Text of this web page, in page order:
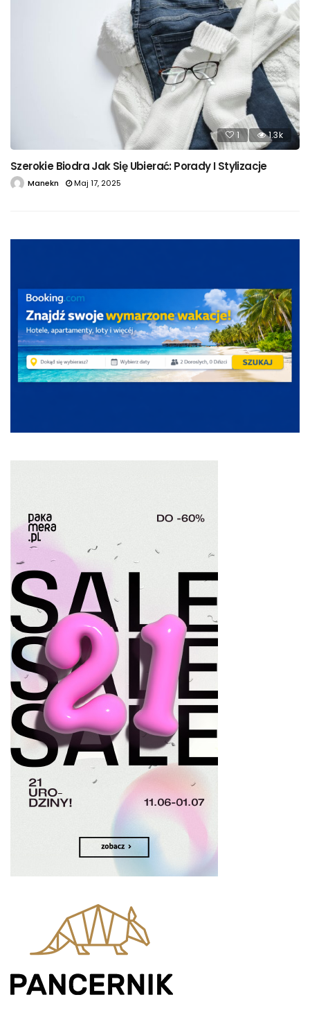
1 1.3k
Szerokie Biodra Jak Się Ubierać: Porady I Stylizacje
Manekn Maj 17, 2025